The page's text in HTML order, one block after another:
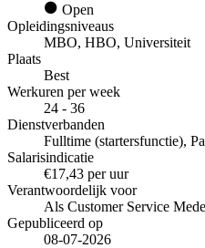
Open
Opleidingsniveaus
MBO, HBO, Universiteit
Plaats
Best
Werkuren per week
24 - 36
Dienstverbanden
Fulltime (startersfunctie),
Salarisindicatie
€17,43 per uur
Verantwoordelijk voor
Als Customer Service
Gepubliceerd op
08-07-2026